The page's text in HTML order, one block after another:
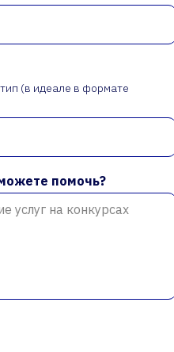
(в идеале в формате
помочь?